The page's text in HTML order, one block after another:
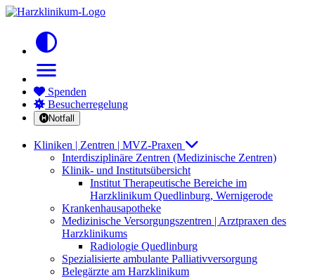
contrast
menu
Spenden
Besucherregelung
Notfall
Kliniken | Zentren | MVZ-Praxen
Interdisziplinäre Zentren (Medizinische Zentren)
Klinik- und Institutsübersicht
Institut Therapeutische Bereiche im
Harzklinikum Quedlinburg, Wernigerode
Krankenhausapotheke
Medizinische Versorgungszentren | Arztpraxen des
Harzklinikums
Radiologie Quedlinburg
Spezialisierte ambulante Palliativversorgung
Belegärzte am Harzklinikum